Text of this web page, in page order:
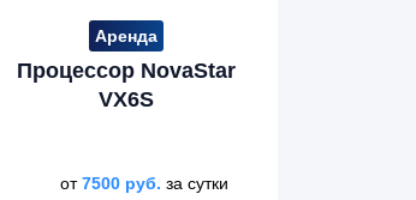
Аренда
Процессор NovaStar
VX6S
от7500 руб. за сутки